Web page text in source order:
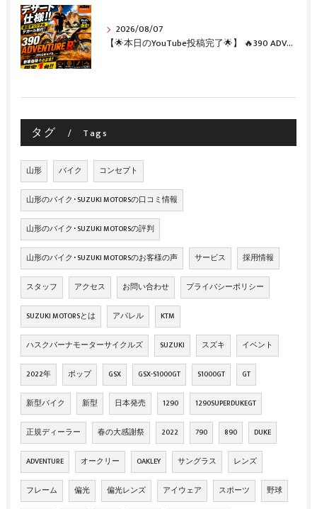
2026/08/07
【🌟本日のYouTube投稿完了🌟】 🔥390 ADVENTURE R × KTM山形 オリジナルデカール仕様誕生🔥
タグ Tags
山形 バイク コンセプト
山形のバイク･SUZUKI MOTORSの口コミ情報
山形のバイク･SUZUKI MOTORSの評判
山形のバイク･SUZUKI MOTORSのお客様の声 サービス 採用情報
スタッフ アクセス お問い合わせ プライバシーポリシー
SUZUKI MOTORSとは アパレル KTM
ハスクバーナモーターサイクルズ SUZUKI スズキ イベント
2022年 ポップ GSX GSX-S1000GT S1000GT GT
新型バイク 新型 日本発売 1290 1290SUPERDUKEGT
正規ディーラー 春の大感謝祭 2022 790 890 DUKE
ADVENTURE オークリー OAKLEY サングラス レンズ
フレーム 偏光 偏光レンズ アイウェア スポーツ 野球